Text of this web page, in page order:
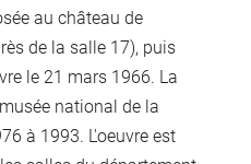
au château de
de la salle 17), puis
le 21 mars 1966. La
national de la
à 1993. L'oeuvre est